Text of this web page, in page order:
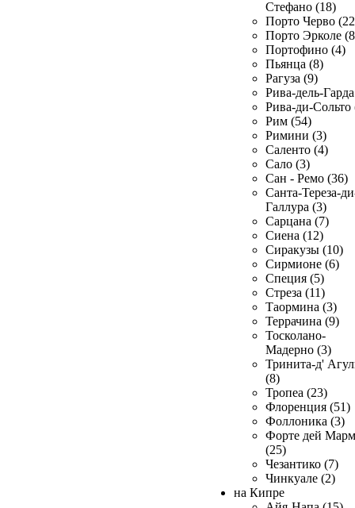
Стефано (18)
Порто Черво
Порто Эрколе
Портофино (4)
Пьянца (8)
Рагуза (9)
Рива-дель-
Рива-ди-Сольто
Рим (54)
Римини (3)
Саленто (4)
Сало (3)
Сан - Ремо (36)
Санта-Тереза-
Галлура (3)
Сарцана (7)
Сиена (12)
Сиракузы (10)
Сирмионе (6)
Специя (5)
Стреза (11)
Таормина (3)
Террачина (9)
Тосколано-
Мадерно (3)
Тринита-д'
(8)
Тропеа (23)
Флоренция (51)
Фоллоника (3)
Форте дей
(25)
Чезантико (7)
Чинкуале (2)
на Кипре